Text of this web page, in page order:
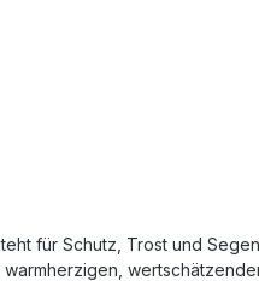
für Schutz, Trost und